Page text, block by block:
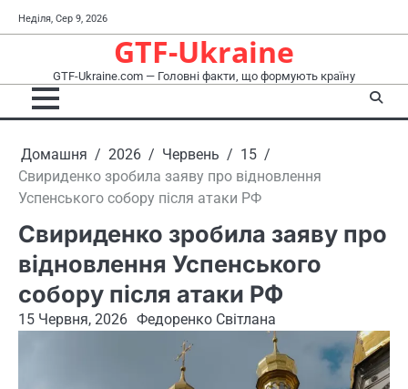
до
Неділя, Сер 9, 2026
GTF-Ukraine
GTF-Ukraine.com — Головні факти, що формують країну
Домашня 2026 Червень
15
Свириденко зробила заяву про відновлення
Успенського собору після атаки РФ
Свириденко зробила заяву про
відновлення Успенського
собору після атаки РФ
15 Червня, 2026 Федоренко Світлана